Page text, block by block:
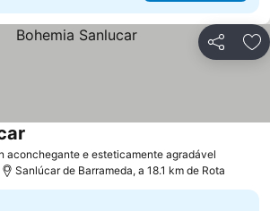
Partilhar
aconchegante e esteticamente agradável
Sanlúcar de Barrameda, a 18.1 km de Rota